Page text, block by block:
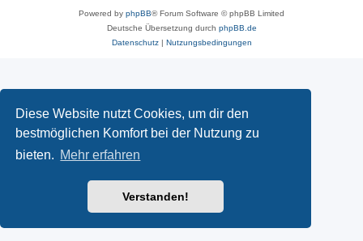
Diese Website nutzt Cookies, um dir den
bestmöglichen Komfort bei der Nutzung zu
bieten. Mehr erfahren
Verstanden!
Powered by phpBB® Forum Software © phpBB Limited
Deutsche Übersetzung durch phpBB.de
Datenschutz| Nutzungsbedingungen